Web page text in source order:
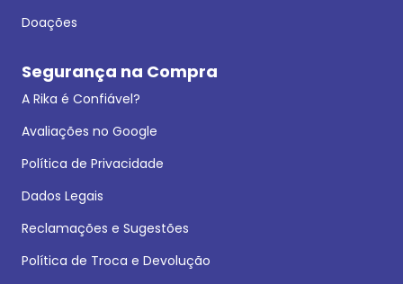
Doações
Segurança na Compra
A Rika é Confiável?
Avaliações no Google
Política de Privacidade
Dados Legais
Reclamações e Sugestões
Política de Troca e Devolução